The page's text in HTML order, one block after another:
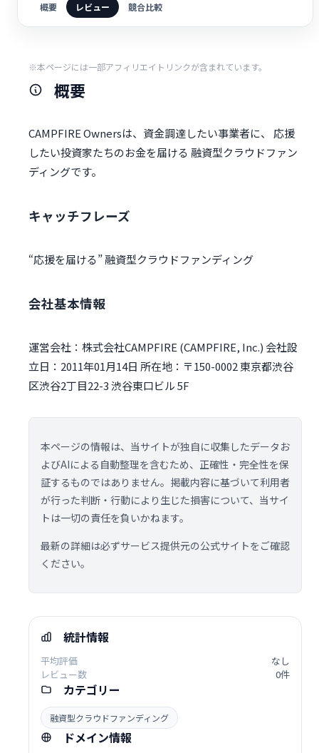
概要 レビュー 競合比較
※本ページには一部アフィリエイトリンクが含まれています。
概要
CAMPFIRE Ownersは、資金調達したい事業者に、 応援
したい投資家たちのお金を届ける 融資型クラウドファン
ディングです。
キャッチフレーズ
“応援を届ける” 融資型クラウドファンディング
会社基本情報
運営会社：株式会社CAMPFIRE (CAMPFIRE, Inc.) 会社設
立日：2011年01月14日 所在地：〒150-0002 東京都渋谷
区渋谷2丁目22-3 渋谷東口ビル 5F
本ページの情報は、当サイトが独自に収集したデータお
よびAIによる自動整理を含むため、正確性・完全性を保
証するものではありません。掲載内容に基づいて利用者
が行った判断・行動により生じた損害について、当サイ
トは一切の責任を負いかねます。
最新の詳細は必ずサービス提供元の公式サイトをご確認
ください。
統計情報
平均評価
なし
レビュー数
0件
カテゴリー
融資型クラウドファンディング
ドメイン情報